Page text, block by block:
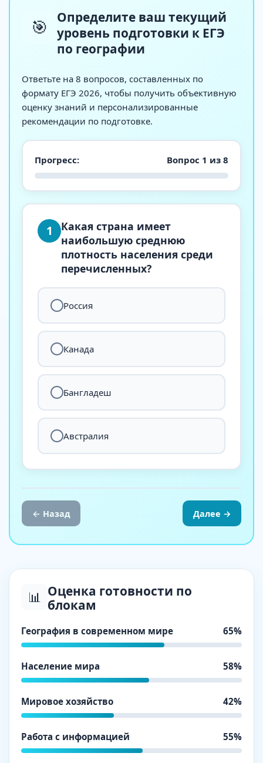
🎯
Определите ваш текущий
уровень подготовки к ЕГЭ
по географии
Ответьте на 8 вопросов, составленных по
формату ЕГЭ 2026, чтобы получить объективную
оценку знаний и персонализированные
рекомендации по подготовке.
Прогресс: Вопрос 1 из 8
1
Какая страна имеет
наибольшую среднюю
плотность населения среди
перечисленных?
Россия
Канада
Бангладеш
Австралия
← Назад Далее →
📊 Оценка готовности по
блокам
География в современном мире 65%
Население мира 58%
Мировое хозяйство 42%
Работа с информацией 55%